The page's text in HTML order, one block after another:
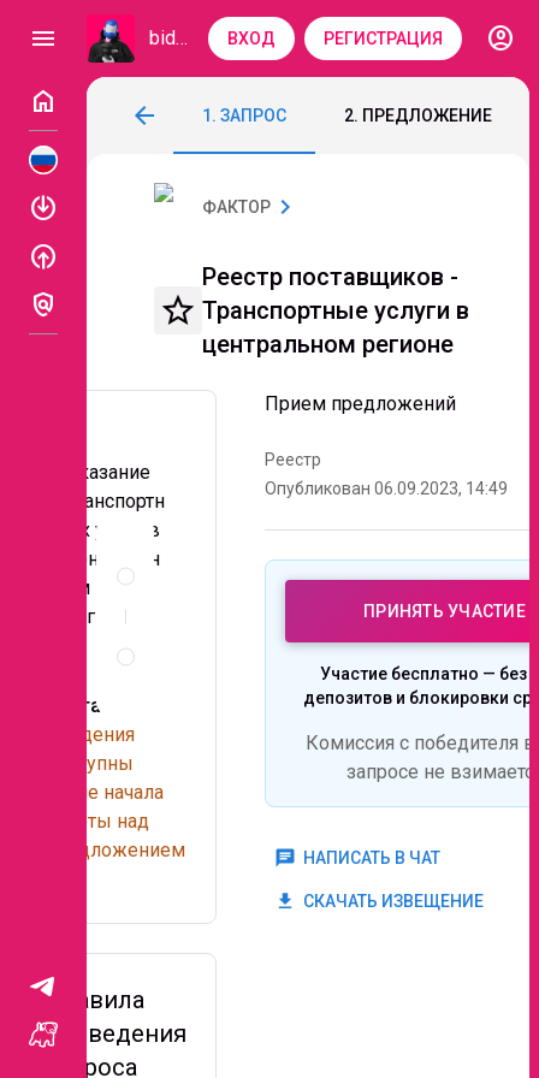
menu bidzaar ВХОД РЕГИСТРАЦИЯ
account_circle
home
enable
enable
policy
arrow_back
Реестр поставщиков - Транспортные
1. ЗАПРОС 2. ПРЕДЛОЖЕНИЕ
Описание
ФАКТОР chevron_right
star_border
Реестр поставщиков -
Транспортные услуги в
центральном регионе
Оказание
транспортн
ых услуг в
центральн
ом
регионе.
Контакты
Сведения
доступны
после начала
работы над
предложением
Правила
проведения
запроса
Прием предложений
Реестр
Опубликован 06.09.2023, 14:49
ПРИНЯТЬ УЧАСТИЕ
Участие бесплатно — без
депозитов и блокировки
Комиссия с победителя
запросе не
chat НАПИСАТЬ В ЧАТ
get_app СКАЧАТЬ ИЗВЕЩЕНИЕ